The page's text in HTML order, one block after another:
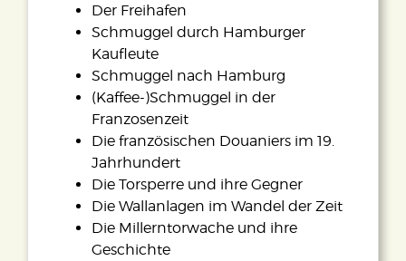
Der Freihafen
Schmuggel durch Hamburger
Kaufleute
Schmuggel nach Hamburg
(Kaffee-)Schmuggel in der
Franzosenzeit
Die französischen Douaniers im 19.
Jahrhundert
Die Torsperre und ihre Gegner
Die Wallanlagen im Wandel der Zeit
Die Millerntorwache und ihre
Geschichte